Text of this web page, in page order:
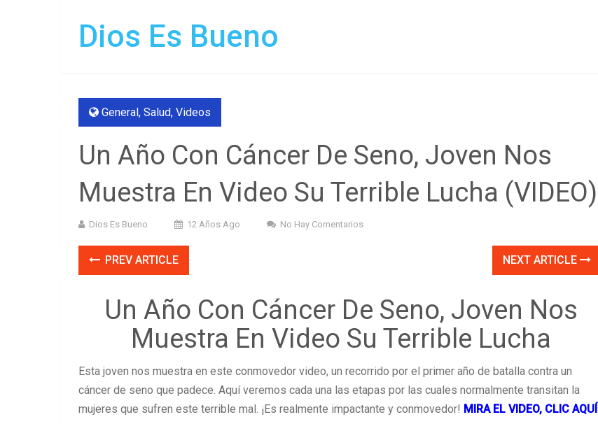
Dios Es Bueno
General, Salud, Videos
Un Año Con Cáncer De Seno, Joven Nos
Muestra En Video Su Terrible Lucha (VIDEO)
Dios Es Bueno 12 Años Ago No Hay Comentarios
PREV ARTICLE NEXT ARTICLE
Un Año Con Cáncer De Seno, Joven Nos
Muestra En Video Su Terrible Lucha
Esta joven nos muestra en este conmovedor video, un recorrido por el primer año de batalla contra un
cáncer de seno que padece. Aquí veremos cada una las etapas por las cuales normalmente transitan la
mujeres que sufren este terrible mal. ¡Es realmente impactante y conmovedor! MIRA EL VIDEO, CLIC AQUÍ